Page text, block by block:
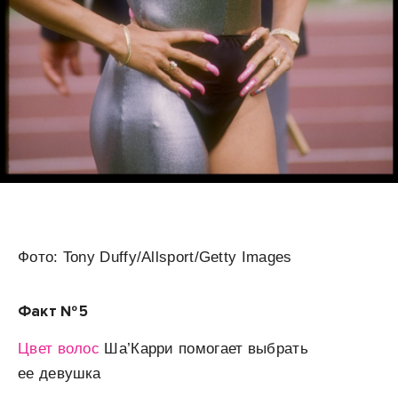
Фото: Tony Duffy/Allsport/Getty Images
Факт № 5
Цвет волос Ша’Карри помогает выбрать
ее девушка